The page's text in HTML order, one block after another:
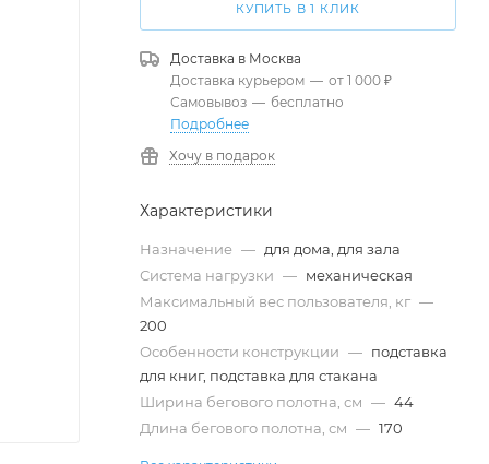
КУПИТЬ В 1 КЛИК
Доставка в Москва
Доставка курьером — от 1 000 ₽
Самовывоз — бесплатно
Подробнее
Хочу в подарок
Характеристики
Назначение — для дома, для зала
Система нагрузки — механическая
Максимальный вес пользователя, кг —
200
Особенности конструкции — подставка
для книг, подставка для стакана
Ширина бегового полотна, см — 44
Длина бегового полотна, см — 170